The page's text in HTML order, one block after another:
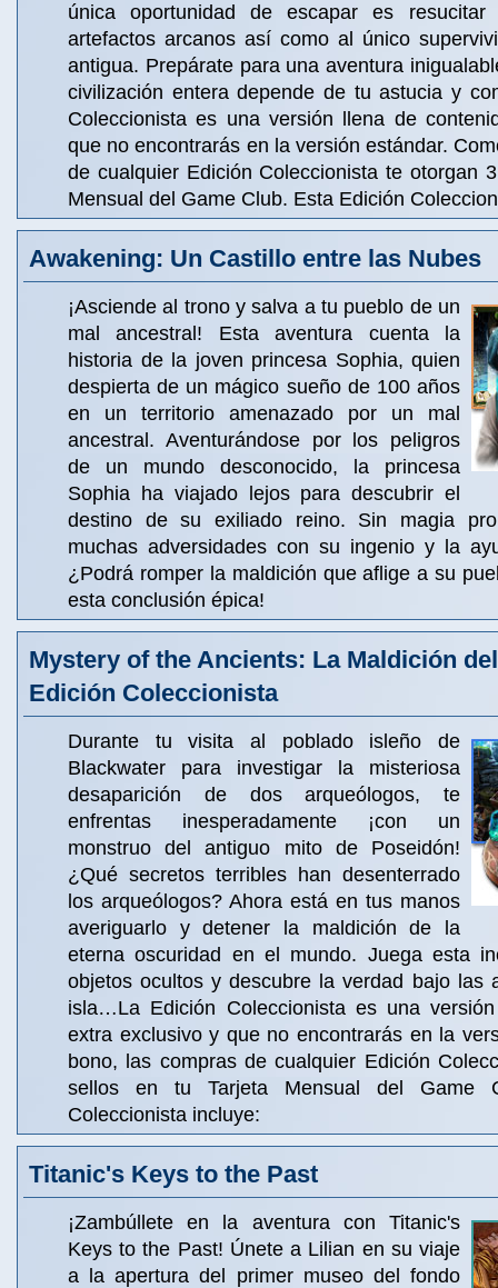
única oportunidad de escapar es
artefactos arcanos así como al único
antigua. Prepárate para una aventura
civilización entera depende de tu astucia y
Coleccionista es una versión llena de
que no encontrarás en la versión estándar.
de cualquier Edición Coleccionista te otorgan
Mensual del Game Club. Esta Edición
Awakening: Un Castillo entre las Nubes
¡Asciende al trono y salva a tu pueblo de un
mal ancestral! Esta aventura cuenta la
historia de la joven princesa Sophia, quien
despierta de un mágico sueño de 100 años
en un territorio amenazado por un mal
ancestral. Aventurándose por los peligros
de un mundo desconocido, la princesa
Sophia ha viajado lejos para descubrir el
destino de su exiliado reino. Sin magia
muchas adversidades con su ingenio y la
¿Podrá romper la maldición que aflige a su
esta conclusión épica!
Mystery of the Ancients: La Maldición
Edición Coleccionista
Durante tu visita al poblado isleño de
Blackwater para investigar la misteriosa
desaparición de dos arqueólogos, te
enfrentas inesperadamente ¡con un
monstruo del antiguo mito de Poseidón!
¿Qué secretos terribles han desenterrado
los arqueólogos? Ahora está en tus manos
averiguarlo y detener la maldición de la
eterna oscuridad en el mundo. Juega esta
objetos ocultos y descubre la verdad bajo las
isla…La Edición Coleccionista es una
extra exclusivo y que no encontrarás en la
bono, las compras de cualquier Edición
sellos en tu Tarjeta Mensual del Game
Coleccionista incluye:
Titanic's Keys to the Past
¡Zambúllete en la aventura con Titanic's
Keys to the Past! Únete a Lilian en su viaje
a la apertura del primer museo del fondo